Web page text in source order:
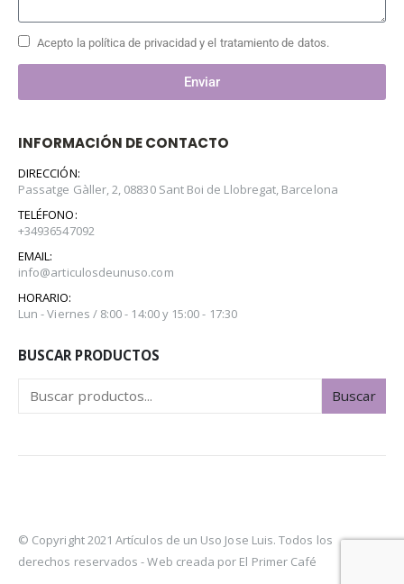
Acepto la política de privacidad y el tratamiento de datos.
Enviar
INFORMACIÓN DE CONTACTO
DIRECCIÓN:
Passatge Gàller, 2, 08830 Sant Boi de Llobregat, Barcelona
TELÉFONO:
+34936547092
EMAIL:
info@articulosdeunuso.com
HORARIO:
Lun - Viernes / 8:00 - 14:00 y 15:00 - 17:30
BUSCAR PRODUCTOS
Buscar
© Copyright 2021 Artículos de un Uso Jose Luis. Todos los
derechos reservados -Web creada por El Primer Café